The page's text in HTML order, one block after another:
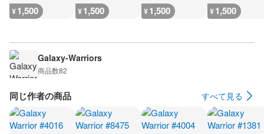
¥1,500 ¥1,500 ¥1,500 ¥1,500
Galaxy-Warriors
商品数82
同じ作者の商品 すべて見る